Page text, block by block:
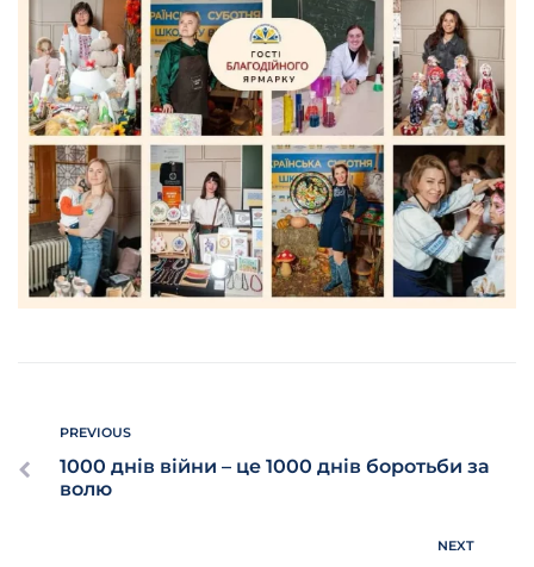
PREVIOUS
1000 днів війни – це 1000 днів боротьби за
волю
NEXT